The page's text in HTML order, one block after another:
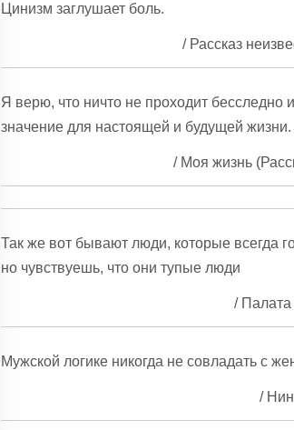
Цинизм заглушает боль.
/ Рассказ
Я верю, что ничто не проходит
значение для настоящей и будущей жизни.
/ Моя жизнь
Так же вот бывают люди, которые всегда
но чувствуешь, что они тупые люди
/
Мужской логике никогда не совладать с
/